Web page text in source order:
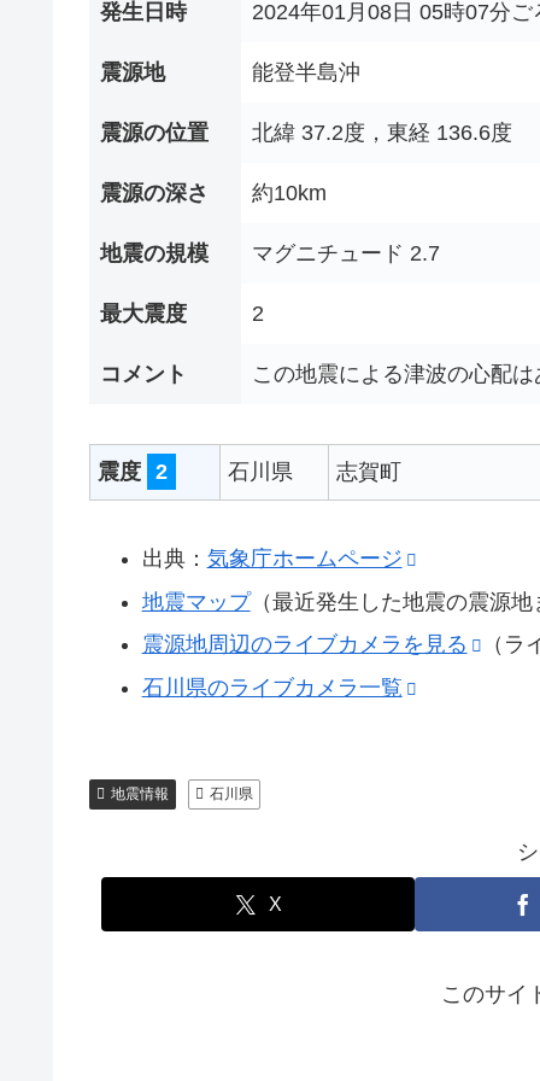
発生日時 2024年01月08日 05時07分ご
震源地 能登半島沖
震源の位置 北緯 37.2度，東経 136.6度
震源の深さ 約10km
地震の規模 マグニチュード 2.7
最大震度 2
コメント この地震による津波の心配
震度 2 石川県 志賀町
出典： 気象庁ホームページ
地震マップ（最近発生した地震の震源地
震源地周辺のライブカメラを見る
（ラ
石川県のライブカメラ一覧
地震情報 石川県
X
このサイ